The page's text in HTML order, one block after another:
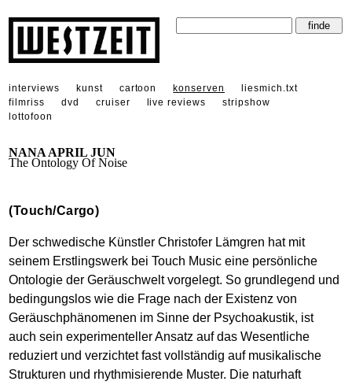
interviews kunst cartoon konserven
liesmich.txt
filmriss
dvd cruiser live reviews
stripshow
lottofoon
NANA APRIL JUN
The Ontology Of Noise
(Touch/Cargo)
Der schwedische Künstler Christofer Lämgren hat mit
seinem Erstlingswerk bei Touch Music eine persönliche
Ontologie der Geräuschwelt vorgelegt. So grundlegend und
bedingungslos wie die Frage nach der Existenz von
Geräuschphänomenen im Sinne der Psychoakustik, ist
auch sein experimenteller Ansatz auf das Wesentliche
reduziert und verzichtet fast vollständig auf musikalische
Strukturen und rhythmisierende Muster. Die naturhaft